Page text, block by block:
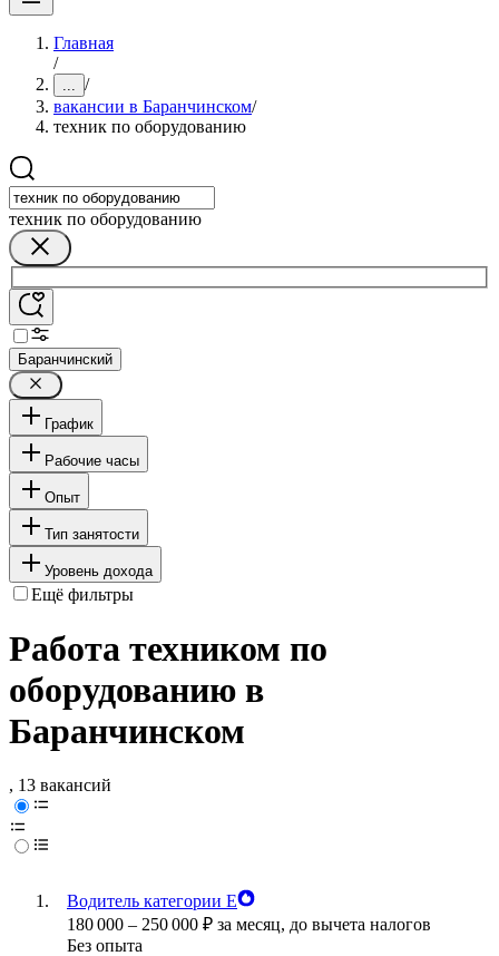
Главная
/
... /
вакансии в Баранчинском/
техник по оборудованию
техник по оборудованию
Баранчинский
График
Рабочие часы
Опыт
Тип занятости
Уровень дохода
Ещё фильтры
Работа техником по
оборудованию в
Баранчинском
, 13 вакансий
Водитель категории Е
180 000 – 250 000 ₽ за месяц, до вычета налогов
Без опыта